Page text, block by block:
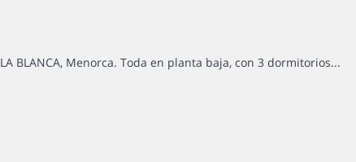
BLANCA, Menorca. Toda en planta baja, con 3 dormitorios...